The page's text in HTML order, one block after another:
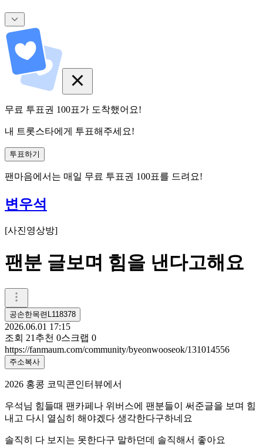
무료 투표권 100표가 도착했어요!
내 트롯스타에게 투표해주세요!
투표하기
팬마음에서는 매일 무료 투표권 100표를 드려요!
변우석
[사진영상방]
팬분 글보며 힘을 낸다고해요
공손한목련L118378
2026.06.01 17:15
조회 21 추천 0스크랩 0
https://fanmaum.com/community/byeonwooseok/131014556
주소복사
2026 홍콩 코믹콘인터뷰에서
우석님 힘들때 팬카페나 위버스에 팬분들이 써준글을 보며 힘
내고 다시 열심히 해야겠다 생각한다구하네요
솔직히 다 보지는 못한다구 말하던데 솔직해서 좋아요